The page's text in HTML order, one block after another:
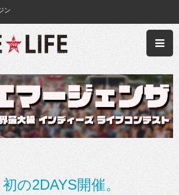
ン
の2DAYS開催。